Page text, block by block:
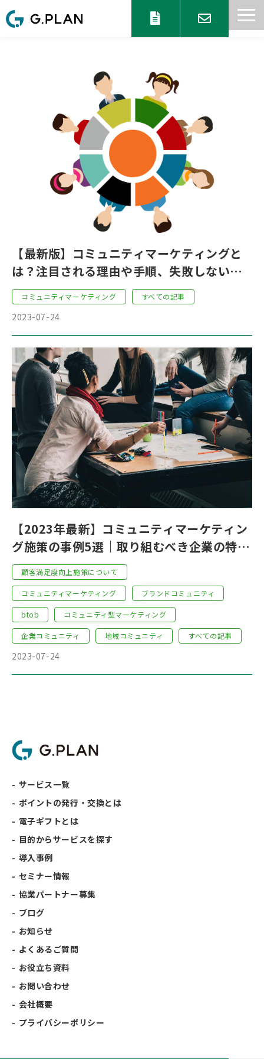
目的からサービスを探す
協業パートナー募集
【最新版】コミュニティマーケティングと
は？注目される理由や手順、失敗しないた
めのポイントを徹底解説！
コミュニティマーケティング すべての記事
2023-07-24
【2023年最新】コミュニティマーケティン
グ施策の事例5選｜取り組むべき企業の特徴
もわかりやすく解説！
顧客満足度向上施策について
コミュニティマーケティング ブランドコミュニティ
btob コミュニティ型マーケティング
企業コミュニティ 地域コミュニティ すべての記事
2023-07-24
サービス一覧
ポイントの発行・交換とは
電子ギフトとは
目的からサービスを探す
導入事例
セミナー情報
協業パートナー募集
ブログ
お知らせ
よくあるご質問
お役立ち資料
お問い合わせ
会社概要
プライバシーポリシー